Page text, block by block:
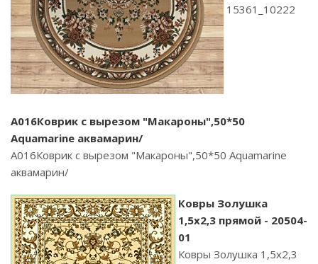
15361_10222
А016Коврик с вырезом "Макароны",50*50
Aquamarine аквамарин/
А016Коврик с вырезом "Макароны",50*50 Aquamarine
аквамарин/
Ковры Золушка
1,5х2,3 прямой - 20504-
01
Ковры Золушка 1,5х2,3